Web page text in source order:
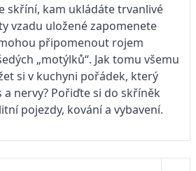
skříní, kam ukládáte trvanlivé
vzadu uložené zapomenete
připomenout rojem
„motýlků“. Jak tomu všemu
si v kuchyni pořádek, který
a nervy? Pořiďte si do skříněk
pojezdy, kování a vybavení.